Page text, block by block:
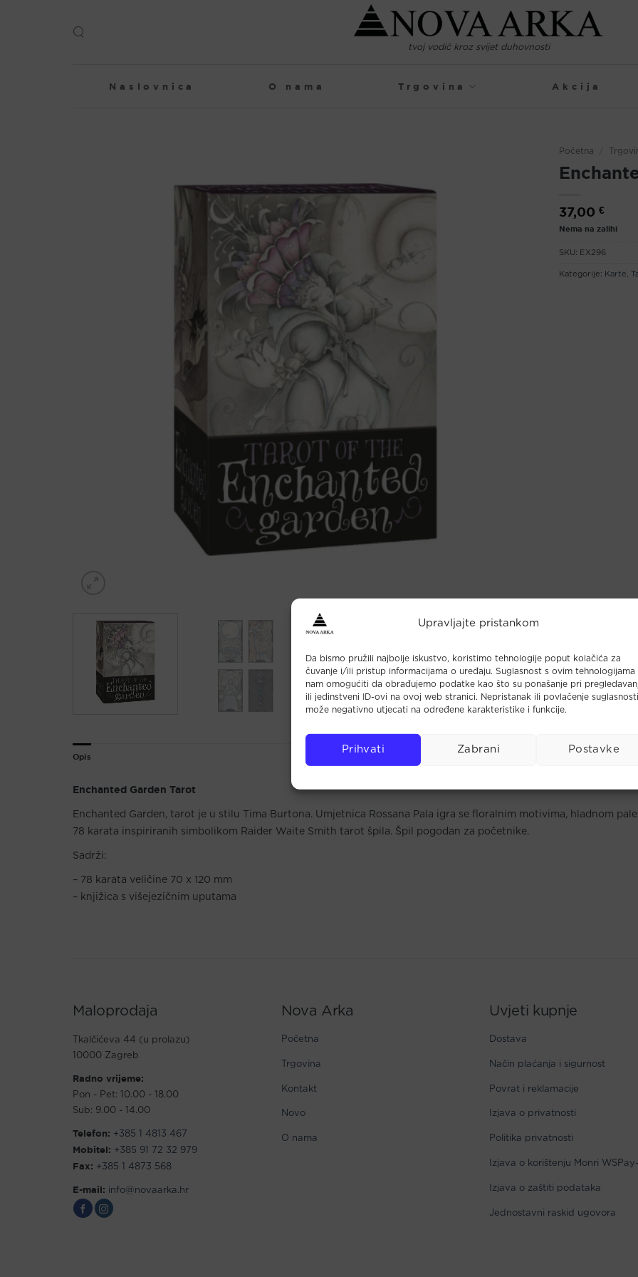
Upravljajte pristankom
Da bismo pružili najbolje iskustvo, koristimo tehnologije poput kolačića za
čuvanje i/ili pristup informacijama o uređaju. Suglasnost s ovim tehnologijama
nam omogućiti da obrađujemo podatke kao što su ponašanje pri
ili jedinstveni ID-ovi na ovoj web stranici. Nepristanak ili povlačenje suglasnosti
može negativno utjecati na određene karakteristike i funkcije.
Prihvati Zabrani Postavke
tvoj vodič kroz svijet duhovnosti
Naslovnica O nama Trgovina Akcija
Početna
37,00 €
Nema na zalihi
SKU: EX296
Kategorije: Karte
Opis
Enchanted Garden Tarot
Enchanted Garden, tarot je u stilu Tima Burtona. Umjetnica Rossana Pala igra se floralnim motivima, hladnom
78 karata inspiriranih simbolikom Raider Waite Smith tarot špila. Špil pogodan za početnike.
Sadrži:
– 78 karata veličine 70 x 120 mm
– knjižica s višejezičnim uputama
Maloprodaja
Tkalčićeva 44 (u prolazu)
10000 Zagreb
Radno vrijeme:
Pon - Pet: 10.00 - 18.00
Sub: 9.00 - 14.00
Telefon: +385 1 4813 467
Mobitel: +385 91 72 32 979
Fax: +385 1 4873 568
E-mail: info@novaarka.hr
Nova Arka
Početna
Trgovina
Kontakt
Novo
O nama
Uvjeti kupnje
Dostava
Način plaćanja i sigurnost
Povrat i reklamacije
Izjava o privatnosti
Politika privatnosti
Izjava o korištenju Monri
Izjava o zaštiti podataka
Jednostavni raskid ugovora